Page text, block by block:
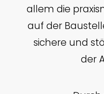
allem die
auf der
sichere und
der